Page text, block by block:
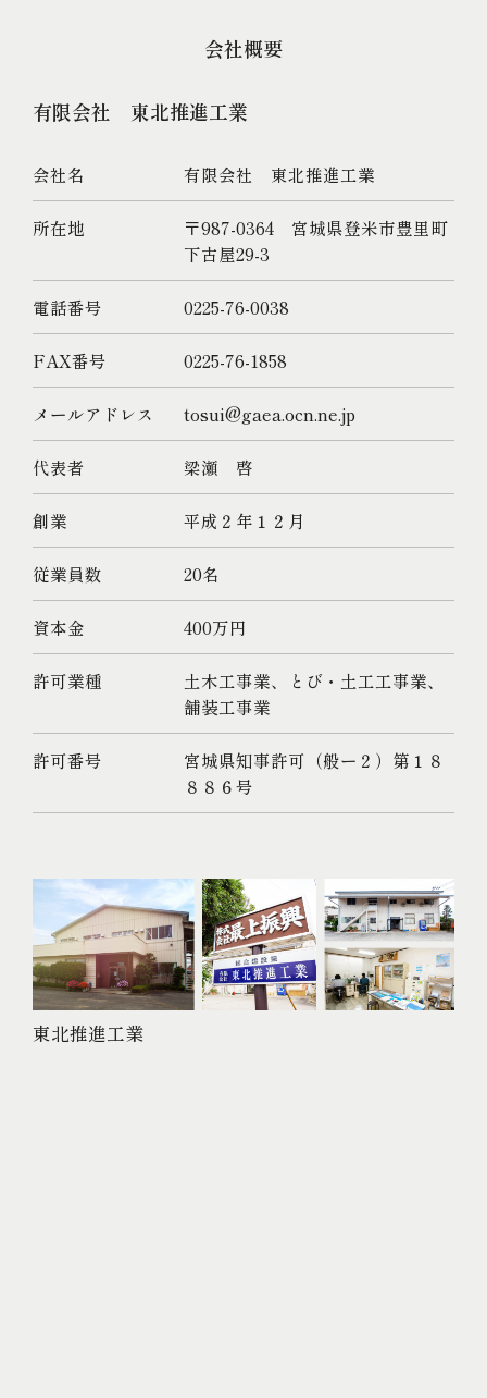
会社概要
有限会社 東北推進工業
会社名 有限会社 東北推進工業
所在地
〒987-0364 宮城県登米市豊里町
下古屋29-3
電話番号 0225-76-0038
FAX番号 0225-76-1858
メールアドレス tosui@gaea.ocn.ne.jp
代表者 梁瀬 啓
創業 平成２年１２月
従業員数 20名
資本金 400万円
許可業種
土木工事業、とび・土工工事業、
舗装工事業
許可番号
宮城県知事許可（般ー２）第１８
８８６号
東北推進工業